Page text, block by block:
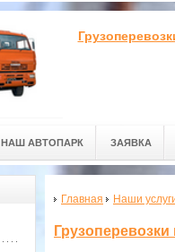
НАШ АВТОПАРК ЗАЯВКА
Главная Наши